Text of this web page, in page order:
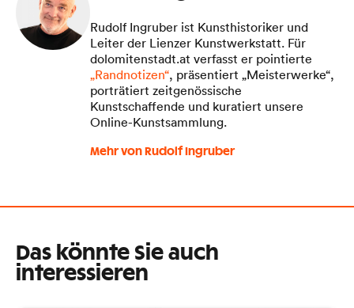
Rudolf Ingruber ist Kunsthistoriker und
Leiter der Lienzer Kunstwerkstatt. Für
dolomitenstadt.at verfasst er pointierte
„Randnotizen“, präsentiert „Meisterwerke“,
porträtiert zeitgenössische
Kunstschaffende und kuratiert unsere
Online-Kunstsammlung.
Mehr von Rudolf Ingruber
Das könnte Sie auch
interessieren